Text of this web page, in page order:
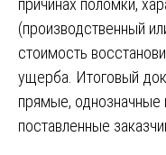
причинах поломки,
(производственный
стоимость
ущерба. Итоговый
прямые, однозначные
поставленные